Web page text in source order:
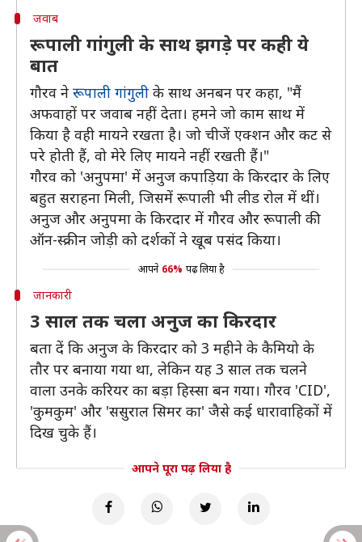
जवाब
रूपाली गांगुली के साथ झगड़े पर कही ये
बात
गौरव ने रूपाली गांगुली के साथ अनबन पर कहा, "मैं
अफवाहों पर जवाब नहीं देता। हमने जो काम साथ में
किया है वही मायने रखता है। जो चीजें एक्शन और कट से
परे होती हैं, वो मेरे लिए मायने नहीं रखती हैं।"
गौरव को 'अनुपमा' में अनुज कपाड़िया के किरदार के लिए
बहुत सराहना मिली, जिसमें रूपाली भी लीड रोल में थीं।
अनुज और अनुपमा के किरदार में गौरव और रूपाली की
ऑन-स्क्रीन जोड़ी को दर्शकों ने खूब पसंद किया।
आपने 66% पढ़ लिया है
जानकारी
3 साल तक चला अनुज का किरदार
बता दें कि अनुज के किरदार को 3 महीने के कैमियो के
तौर पर बनाया गया था, लेकिन यह 3 साल तक चलने
वाला उनके करियर का बड़ा हिस्सा बन गया। गौरव 'CID',
'कुमकुम' और 'ससुराल सिमर का' जैसे कई धारावाहिकों में
दिख चुके हैं।
आपने पूरा पढ़ लिया है